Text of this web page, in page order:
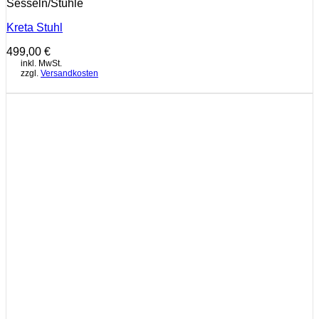
Sesseln/Stühle
Kreta Stuhl
499,00 €
inkl. MwSt.
zzgl. Versandkosten